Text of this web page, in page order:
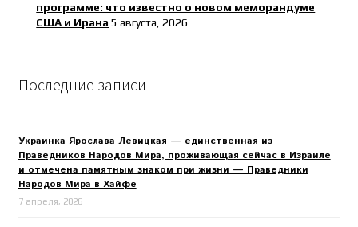
программе: что известно о новом меморандуме
США и Ирана 5 августа, 2026
Последние записи
Украинка Ярослава Левицкая — единственная из
Праведников Народов Мира, проживающая сейчас в Израиле
и отмечена памятным знаком при жизни — Праведники
Народов Мира в Хайфе
7 апреля, 2026